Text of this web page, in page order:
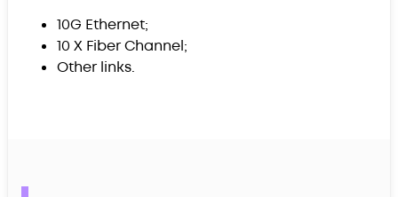
10G Ethernet;
10 X Fiber Channel;
Other links.